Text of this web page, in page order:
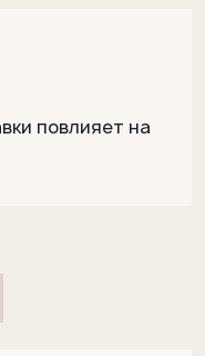
повлияет на